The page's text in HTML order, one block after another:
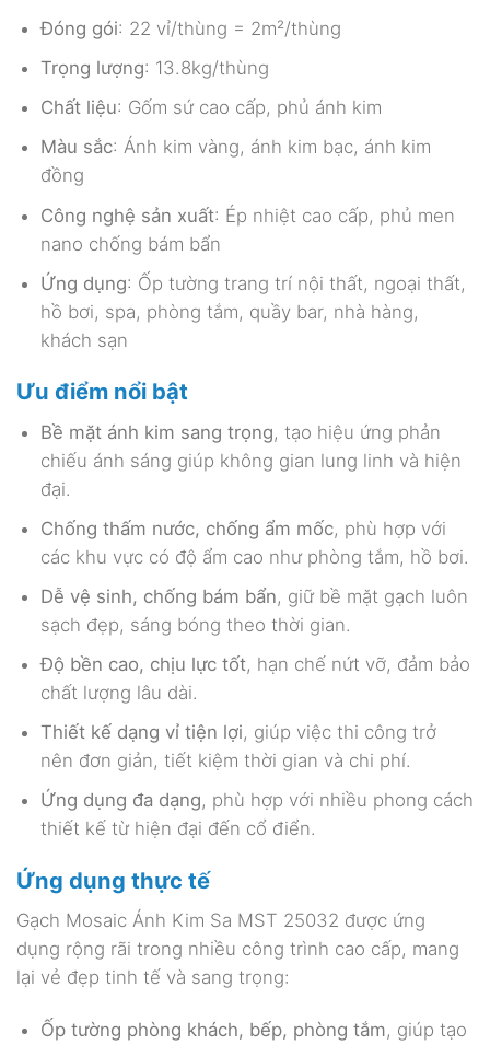
Đóng gói: 22 vỉ/thùng = 2m²/thùng
Trọng lượng: 13.8kg/thùng
Chất liệu: Gốm sứ cao cấp, phủ ánh kim
Màu sắc: Ánh kim vàng, ánh kim bạc, ánh kim
đồng
Công nghệ sản xuất: Ép nhiệt cao cấp, phủ men
nano chống bám bẩn
Ứng dụng: Ốp tường trang trí nội thất, ngoại thất,
hồ bơi, spa, phòng tắm, quầy bar, nhà hàng,
khách sạn
Ưu điểm nổi bật
Bề mặt ánh kim sang trọng, tạo hiệu ứng phản
chiếu ánh sáng giúp không gian lung linh và hiện
đại.
Chống thấm nước, chống ẩm mốc, phù hợp với
các khu vực có độ ẩm cao như phòng tắm, hồ bơi.
Dễ vệ sinh, chống bám bẩn, giữ bề mặt gạch luôn
sạch đẹp, sáng bóng theo thời gian.
Độ bền cao, chịu lực tốt, hạn chế nứt vỡ, đảm bảo
chất lượng lâu dài.
Thiết kế dạng vỉ tiện lợi, giúp việc thi công trở
nên đơn giản, tiết kiệm thời gian và chi phí.
Ứng dụng đa dạng, phù hợp với nhiều phong cách
thiết kế từ hiện đại đến cổ điển.
Ứng dụng thực tế
Gạch Mosaic Ánh Kim Sa MST 25032 được ứng
dụng rộng rãi trong nhiều công trình cao cấp, mang
lại vẻ đẹp tinh tế và sang trọng:
Ốp tường phòng khách, bếp, phòng tắm, giúp tạo